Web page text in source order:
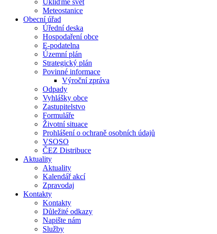
Ukliďme svět
Meteostanice
Obecní úřad
Úřední deska
Hospodaření obce
E-podatelna
Územní plán
Strategický plán
Povinné informace
Výroční zpráva
Odpady
Vyhlášky obce
Zastupitelstvo
Formuláře
Životní situace
Prohlášení o ochraně osobních údajů
VSOSO
ČEZ Distribuce
Aktuality
Aktuality
Kalendář akcí
Zpravodaj
Kontakty
Kontakty
Důležité odkazy
Napište nám
Služby